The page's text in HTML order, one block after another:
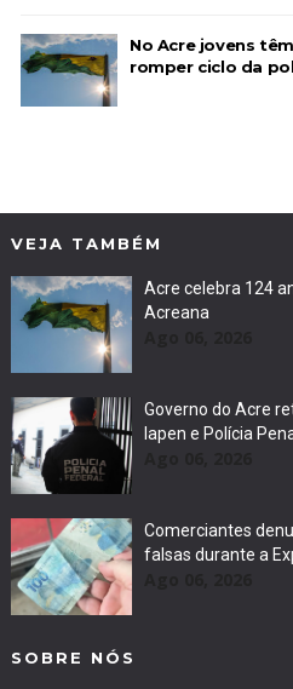
No Acre jovens
romper ciclo da
VEJA TAMBÉM
Acre celebra 124
Acreana
Governo do Acre
Iapen e Polícia
Comerciantes
falsas durante a
SOBRE NÓS